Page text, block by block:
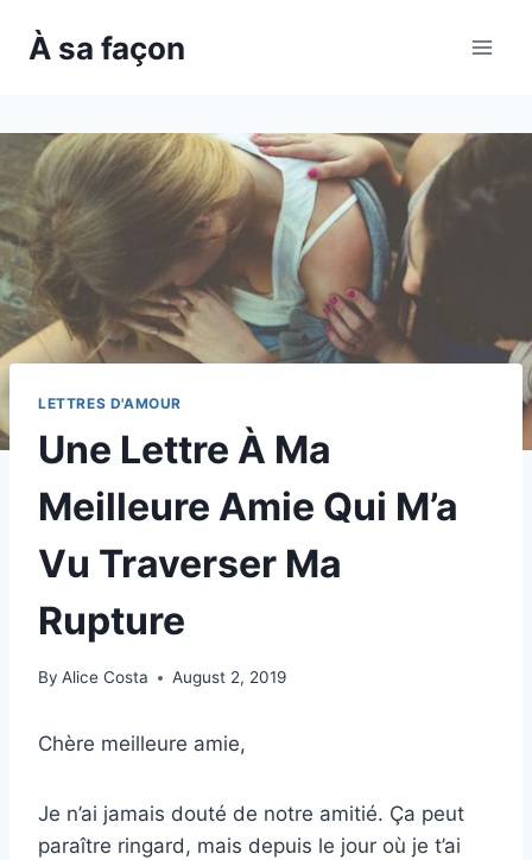
À sa façon
LETTRES D'AMOUR
Une Lettre À Ma
Meilleure Amie Qui M’a
Vu Traverser Ma
Rupture
By Alice Costa August 2, 2019
Chère meilleure amie,
Je n’ai jamais douté de notre amitié. Ça peut
paraître ringard, mais depuis le jour où je t’ai